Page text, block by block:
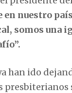
en nuestro
somos una
han ido